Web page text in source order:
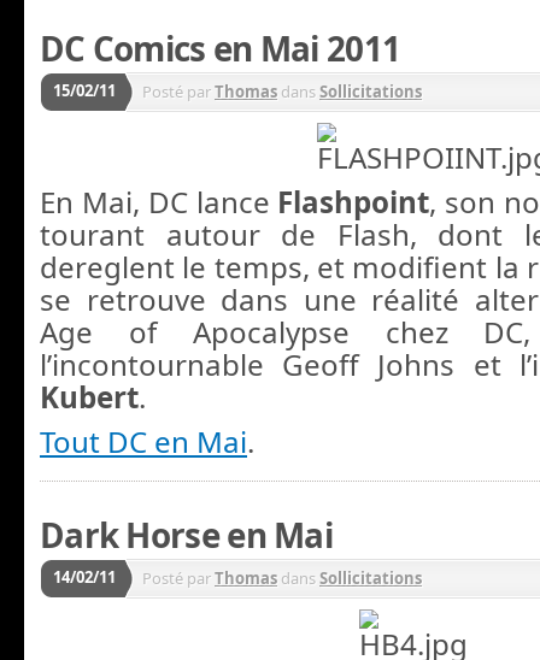
DC Comics en Mai 2011
15/02/11 Posté parThomas dansSollicitations
En Mai, DC lance Flashpoint, son
tourant autour de Flash, dont
dereglent le temps, et modifient la
se retrouve dans une réalité
Age of Apocalypse chez
l’incontournable Geoff Johns et
Kubert.
Tout DC en Mai.
Dark Horse en Mai
14/02/11 Posté parThomas dansSollicitations